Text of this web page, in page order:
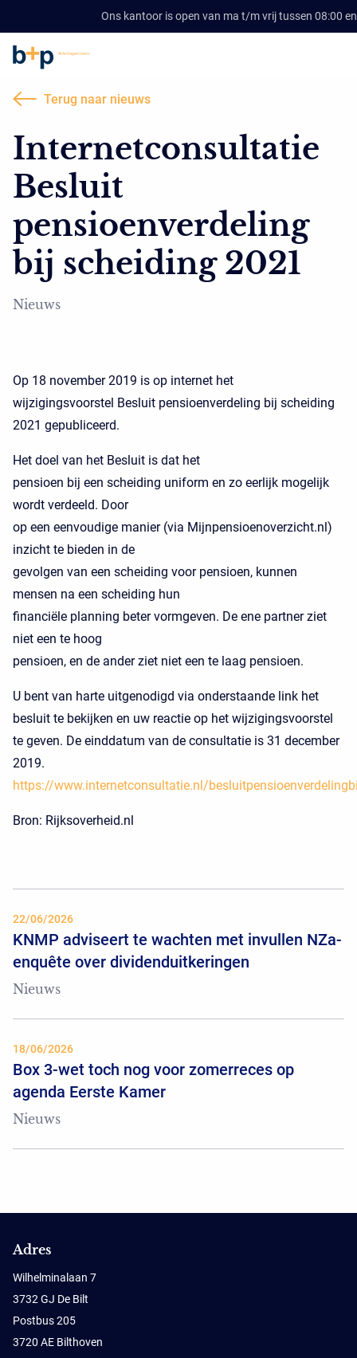
Ons kantoor is open van ma t/m vrij tussen 08:00
Terug naar nieuws
Internetconsultatie
Besluit
pensioenverdeling
bij scheiding 2021
Nieuws
Op 18 november 2019 is op internet het
wijzigingsvoorstel Besluit pensioenverdeling bij scheiding
2021 gepubliceerd.
Het doel van het Besluit is dat het
pensioen bij een scheiding uniform en zo eerlijk mogelijk
wordt verdeeld. Door
op een eenvoudige manier (via Mijnpensioenoverzicht.nl)
inzicht te bieden in de
gevolgen van een scheiding voor pensioen, kunnen
mensen na een scheiding hun
financiële planning beter vormgeven. De ene partner ziet
niet een te hoog
pensioen, en de ander ziet niet een te laag pensioen.
U bent van harte uitgenodigd via onderstaande link het
besluit te bekijken en uw reactie op het wijzigingsvoorstel
te geven. De einddatum van de consultatie is 31 december
2019.
https://www.internetconsultatie.nl/
Bron: Rijksoverheid.nl
22/06/2026
KNMP adviseert te wachten met invullen NZa-
enquête over dividenduitkeringen
Nieuws
18/06/2026
Box 3-wet toch nog voor zomerreces op
agenda Eerste Kamer
Nieuws
Adres
Wilhelminalaan 7
3732 GJ De Bilt
Postbus 205
3720 AE Bilthoven